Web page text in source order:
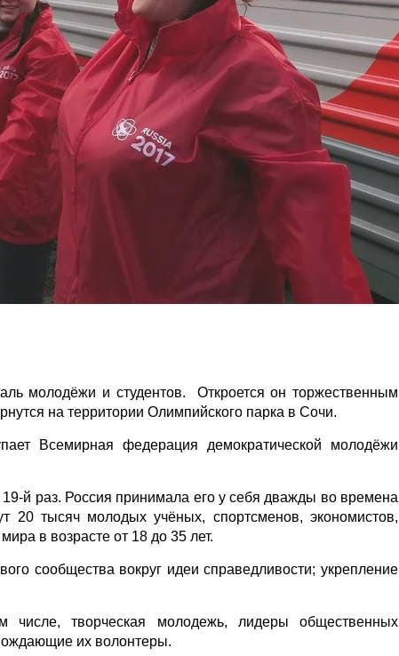
молодёжи и студентов. Откроется он торжественным
на территории Олимпийского парка в Сочи.
Всемирная федерация демократической молодёжи
й раз. Россия принимала его у себя дважды во времена
тысяч молодых учёных, спортсменов, экономистов,
в возрасте от 18 до 35 лет.
сообщества вокруг идеи справедливости; укрепление
числе, творческая молодежь, лидеры общественных
их волонтеры.